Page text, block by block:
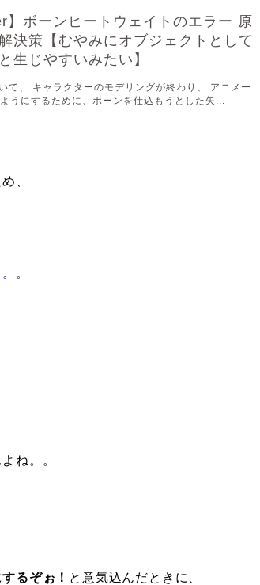
】ボーンヒートウェイトのエラー 原
決策【むやみにオブジェクトとして
生じやすいみたい】
て、 キャラクターのモデリングが終わり、 アニメー
うにするために、ボーンを仕込もうとした矢...
、
。
ね。。
るぞぉ！ と意気込んだときに、